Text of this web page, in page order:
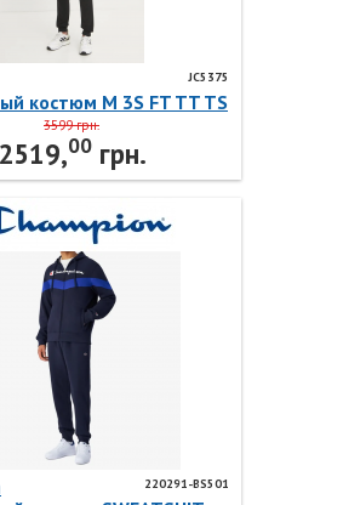
JC5375
костюм M 3S FT TT TS
3599 грн.
2519,00грн.
220291-BS501